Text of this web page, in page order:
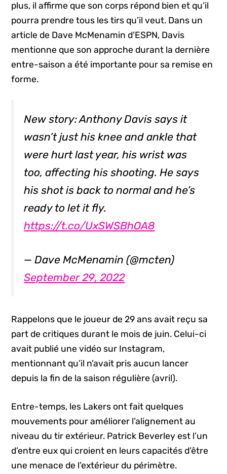
plus, il affirme que son corps répond bien et qu’il
pourra prendre tous les tirs qu’il veut. Dans un
article de Dave McMenamin d’ESPN, Davis
mentionne que son approche durant la dernière
entre-saison a été importante pour sa remise en
forme.
New story: Anthony Davis says it
wasn’t just his knee and ankle that
were hurt last year, his wrist was
too, affecting his shooting. He says
his shot is back to normal and he’s
ready to let it fly.
https://t.co/UxSWSBhOA8
— Dave McMenamin (@mcten)
September 29, 2022
Rappelons que le joueur de 29 ans avait reçu sa
part de critiques durant le mois de juin. Celui-ci
avait publié une vidéo sur Instagram,
mentionnant qu’il n’avait pris aucun lancer
depuis la fin de la saison régulière (avril).
Entre-temps, les Lakers ont fait quelques
mouvements pour améliorer l’alignement au
niveau du tir extérieur. Patrick Beverley est l’un
d’entre eux qui croient en leurs capacités d’être
une menace de l’extérieur du périmètre.